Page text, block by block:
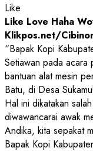
Like
Like Love Haha
Klikpos.net/
“Bapak Kopi
Setiawan pada acara
bantuan alat mesin
Batu, di Desa
Hal ini dikatakan
diwawancarai awak
Andika, kita sepakat
Bapak Kopi